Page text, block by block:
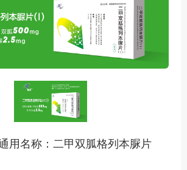
用名称：二甲双胍格列本脲片